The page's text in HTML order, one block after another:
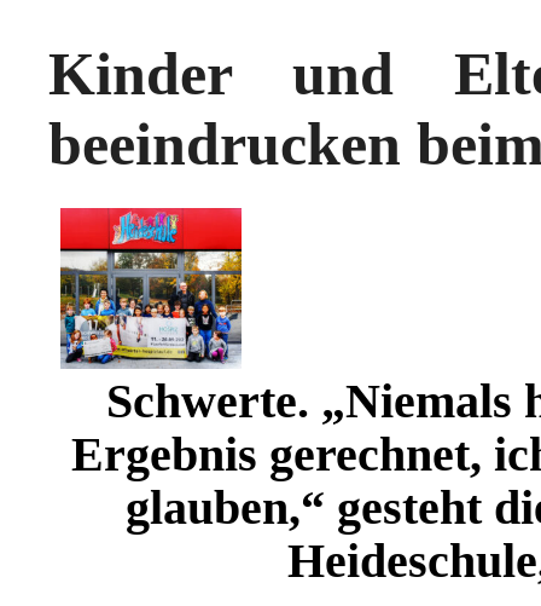
Kinder und
beeindrucken
Schwerte. „Niemals
Ergebnis gerechnet,
glauben,“ gesteht